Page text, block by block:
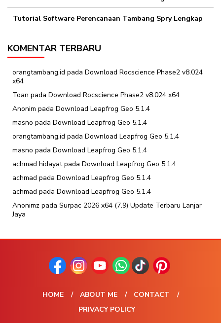
Tutorial Software Perencanaan Tambang Spry Lengkap
KOMENTAR TERBARU
orangtambang.id pada Download Rocscience Phase2 v8.024
x64
Toan pada Download Rocscience Phase2 v8.024 x64
Anonim pada Download Leapfrog Geo 5.1.4
masno pada Download Leapfrog Geo 5.1.4
orangtambang.id pada Download Leapfrog Geo 5.1.4
masno pada Download Leapfrog Geo 5.1.4
achmad hidayatpada Download Leapfrog Geo 5.1.4
achmad pada Download Leapfrog Geo 5.1.4
achmad pada Download Leapfrog Geo 5.1.4
Anonimz pada Surpac 2026 x64 (7.9) Update Terbaru Lanjar
Jaya
HOME ABOUT ME
CONTACT
PRIVACY POLICY